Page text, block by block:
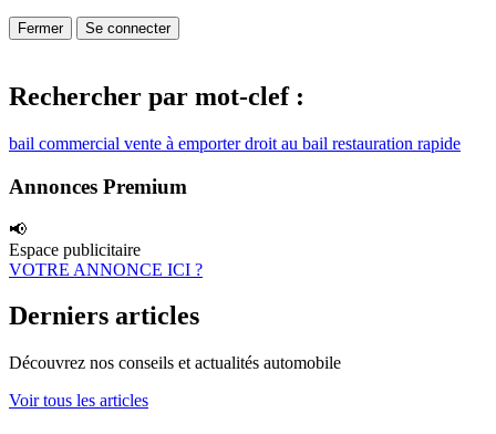
Fermer Se connecter
Rechercher par mot-clef :
bail commercial vente à emporterdroit au bail restauration rapide
Annonces Premium
📢
Espace publicitaire
VOTRE ANNONCE ICI ?
Derniers articles
Découvrez nos conseils et actualités automobile
Voir tous les articles